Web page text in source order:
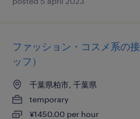
ファッション・コスメ系の
ッフ）
千葉県柏市, 千葉県
temporary
¥1450.00 per hour